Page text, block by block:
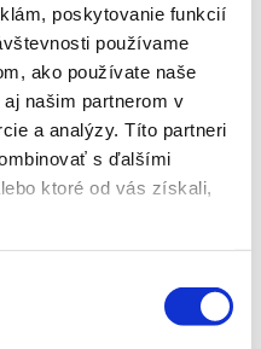
poskytovanie funkcií
používame
ako používate naše
našim partnerom v
a analýzy. Títo partneri
s ďalšími
ktoré od vás získali,
ÚSPEŠNE